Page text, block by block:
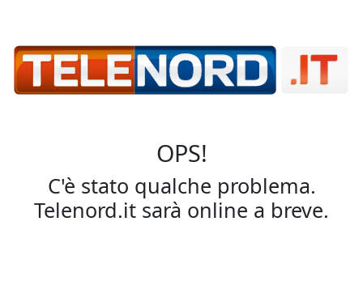
OPS!
C'è stato qualche problema.
Telenord.it sarà online a breve.